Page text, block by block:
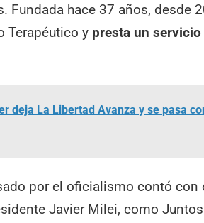
Fundada hace 37 años, desde
Terapéutico y presta un
deja La Libertad Avanza y se pasa
por el oficialismo contó con
Javier Milei, como